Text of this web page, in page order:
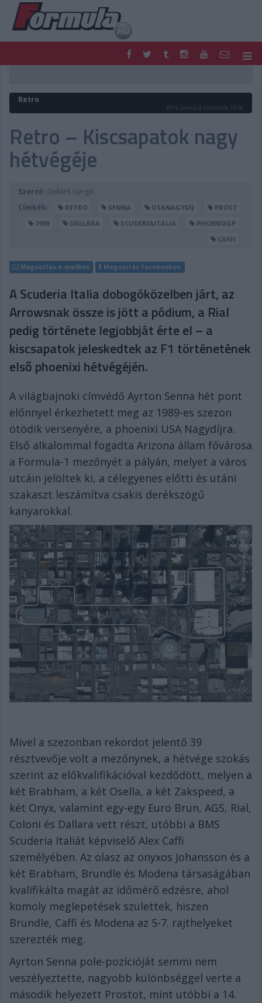
FORMULA
MOTOR
PODCAST
SHOP
LIVE
TIPPJÁTÉK
DIGITÁLIS MAGAZIN
Retro
2015. június 4. csütörtök, 15:16
Retro – Kiscsapatok nagy
hétvégéje
Szerző: Gellérfi Gergő
Címkék:
RETRO SENNA USANAGYDÍJ
PROST
1989
DALLARA SCUDERIAITALIA
PHOENIXGP
CAFFI
Megosztás e-mailben Megosztás Facebookon
A Scuderia Italia dobogóközelben járt, az
Arrowsnak össze is jött a pódium, a Rial
pedig története legjobbját érte el – a
kiscsapatok jeleskedtek az F1 történetének
első phoenixi hétvégéjén.
A világbajnoki címvédő Ayrton Senna hét pont
előnnyel érkezhetett meg az 1989-es szezon
ötödik versenyére, a phoenixi USA Nagydíjra.
Első alkalommal fogadta Arizona állam fővárosa
a Formula-1 mezőnyét a pályán, melyet a város
utcáin jelöltek ki, a célegyenes előtti és utáni
szakaszt leszámítva csakis derékszögű
kanyarokkal.
Mivel a szezonban rekordot jelentő 39
résztvevője volt a mezőnynek, a hétvége szokás
szerint az előkvalifikációval kezdődött, melyen a
két Brabham, a két Osella, a két Zakspeed, a
két Onyx, valamint egy-egy Euro Brun, AGS, Rial,
Coloni és Dallara vett részt, utóbbi a BMS
Scuderia Italiát képviselő Alex Caffi
személyében. Az olasz az onyxos Johansson és a
két Brabham, Brundle és Modena társaságában
kvalifikálta magát az időmérő edzésre, ahol
komoly meglepetések születtek, hiszen
Brundle, Caffi és Modena az 5-7. rajthelyeket
szerezték meg.
Ayrton Senna pole-pozícióját semmi nem
veszélyeztette, nagyobb különbséggel verte a
második helyezett Prostot, mint utóbbi a 14.